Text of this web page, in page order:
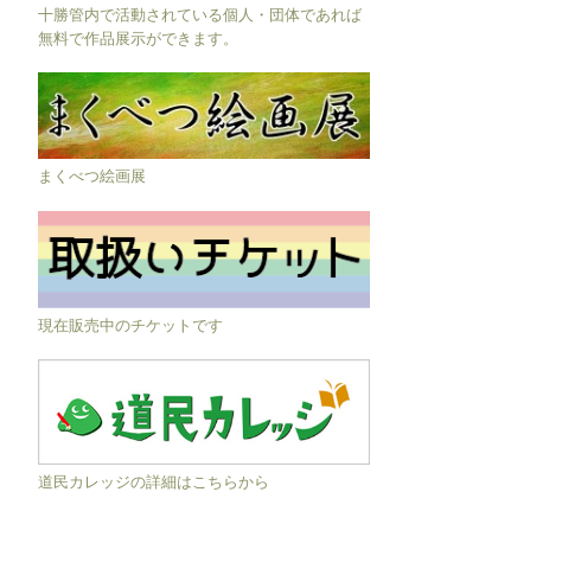
十勝管内で活動されている個人・団体であれば
無料で作品展示ができます。
まくべつ絵画展
現在販売中のチケットです
道民カレッジの詳細はこちらから